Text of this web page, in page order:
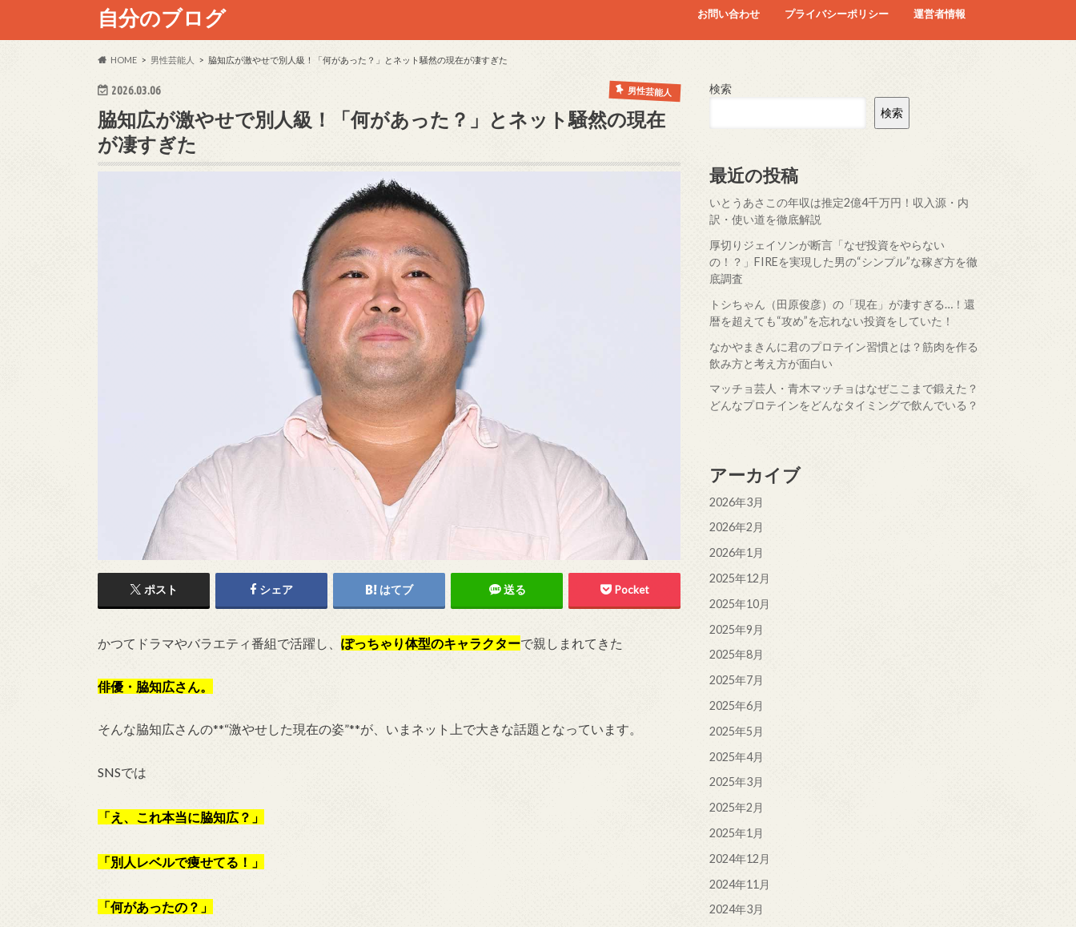
自分のブログ お問い合わせ プライバシーポリシー 運営者情報
HOME 男性芸能人 脇知広が激やせで別人級！「何があった？」とネット騒然の現在が凄すぎた
2026.03.06 男性芸能人
脇知広が激やせで別人級！「何があった？」とネット騒然の現在
が凄すぎた
ポスト シェア はてブ 送る Pocket
かつてドラマやバラエティ番組で活躍し、 ぽっちゃり体型のキャラクターで親しまれてきた
俳優・脇知広さん。
そんな脇知広さんの**“激やせした現在の姿”**が、いまネット上で大きな話題となっています。
SNSでは
「え、これ本当に脇知広？」
「別人レベルで痩せてる！」
「何があったの？」
検索
検索
最近の投稿
いとうあさこの年収は推定2億4千万円！収入源・内
訳・使い道を徹底解説
厚切りジェイソンが断言「なぜ投資をやらない
の！？」FIREを実現した男の“シンプル”な稼ぎ方を徹
底調査
トシちゃん（田原俊彦）の「現在」が凄すぎる…！還
暦を超えても“攻め”を忘れない投資をしていた！
なかやまきんに君のプロテイン習慣とは？筋肉を作る
飲み方と考え方が面白い
マッチョ芸人・青木マッチョはなぜここまで鍛えた？
どんなプロテインをどんなタイミングで飲んでいる？
アーカイブ
2026年3月
2026年2月
2026年1月
2025年12月
2025年10月
2025年9月
2025年8月
2025年7月
2025年6月
2025年5月
2025年4月
2025年3月
2025年2月
2025年1月
2024年12月
2024年11月
2024年3月